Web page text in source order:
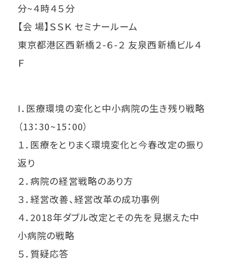
分~４時４５分
【会 場】ＳＳＫ セミナールーム
東京都港区西新橋２-６-２ 友泉西新橋ビル４
Ｆ
I．医療環境の変化と中小病院の生き残り戦略
（13：30~15：00）
１．医療をとりまく環境変化と今春改定の振り
返り
２．病院の経営戦略のあり方
３．経営改善、経営改革の成功事例
４．2018年ダブル改定とその先を見据えた中
小病院の戦略
５．質疑応答